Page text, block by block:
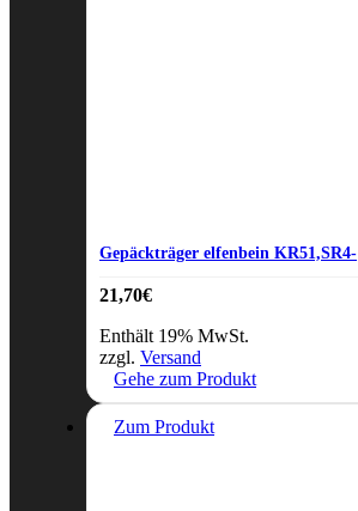
Gepäckträger elfenbein KR51,SR4-
21,70€
Enthält 19% MwSt.
zzgl. Versand
Gehe zum Produkt
Zum Produkt